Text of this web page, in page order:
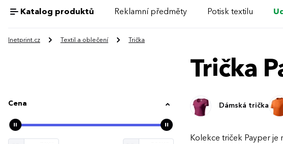
Katalog produktů Reklamní předměty Potisk textilu
Inetprint.cz Textil a oblečení Trička
Cena
Trička
Dámská trička
Kolekce triček Payper je